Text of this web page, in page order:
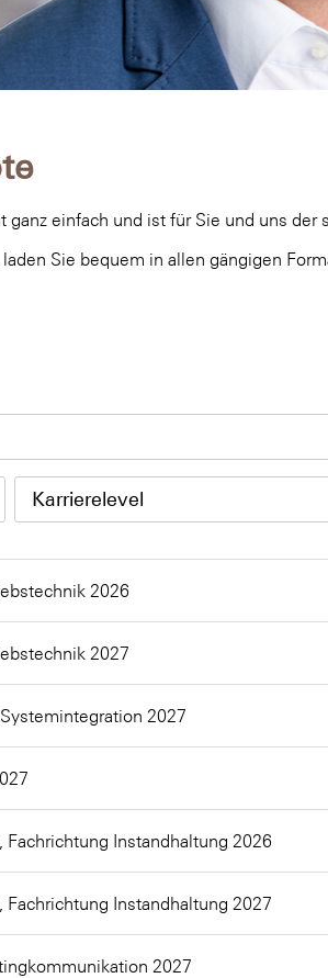
einfach und ist für Sie und uns der
Sie bequem in allen gängigen
Karrierelevel
2026
2027
2027
Instandhaltung 2026
Instandhaltung 2027
2027